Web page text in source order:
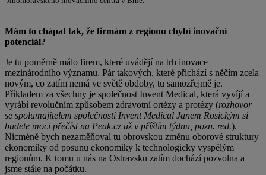
Mám to chápat tak, že firmám z regionu chybí inovační
potenciál?
Je tu poměrně málo firem, které uvádějí na trh inovace
mezinárodního významu. Pár takových, které přichází s něčím zcela
novým, co zatím nemá ve světě obdoby, tu samozřejmě je.
Příkladem za všechny je společnost Invent Medical, která vyvíjí a
vyrábí revolučním způsobem zdravotní ortézy a protézy (rozhovor
se spolumajitelem společnosti Invent Medical Janem Rosickým si
budete moci přečíst na Peak.cz už v příštím týdnu, pozn. red.).
Nicméně bych nezaměňoval tu obrovskou změnu oborové struktury
ekonomiky od posunu ekonomiky k technologicky vyspělým
regionům. K tomu u nás na Ostravsku zatím dochází pozvolna a
jsme stále na počátku.